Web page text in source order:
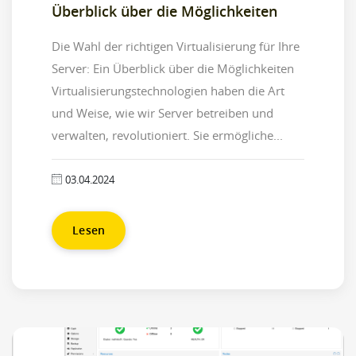
Überblick über die Möglichkeiten
Die Wahl der richtigen Virtualisierung für Ihre
Server: Ein Überblick über die Möglichkeiten
Virtualisierungstechnologien haben die Art
und Weise, wie wir Server betreiben und
verwalten, revolutioniert. Sie ermögliche...
03.04.2024
Lesen